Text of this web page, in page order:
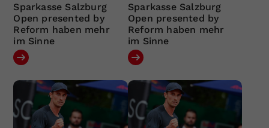
Sparkasse Salzburg
Open presented by
Reform haben mehr
im Sinne
Sparkasse Salzburg
Open presented by
Reform haben mehr
im Sinne